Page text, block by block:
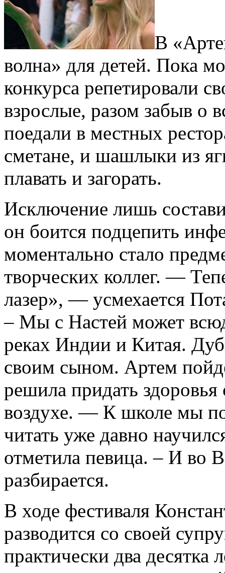
В
волна» для детей. Пока
конкурса репетировали
взрослые, разом забыв о
поедали в местных
сметане, и шашлыки из
плавать и загорать.
Исключение лишь
он боится подцепить
моментально стало
творческих коллег. —
лазер», — усмехается
– Мы с Настей может
реках Индии и Китая.
своим сыном. Артем
решила придать
воздухе. — К школе мы
читать уже давно
отметила певица. – И во
разбирается.
В ходе фестиваля
разводится со своей
практически два десятка